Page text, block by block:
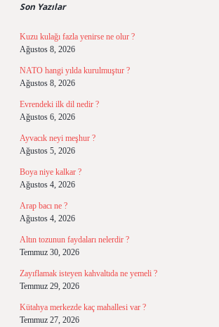
Son Yazılar
Kuzu kulağı fazla yenirse ne olur ?
Ağustos 8, 2026
NATO hangi yılda kurulmuştur ?
Ağustos 8, 2026
Evrendeki ilk dil nedir ?
Ağustos 6, 2026
Ayvacık neyi meşhur ?
Ağustos 5, 2026
Boya niye kalkar ?
Ağustos 4, 2026
Arap bacı ne ?
Ağustos 4, 2026
Altın tozunun faydaları nelerdir ?
Temmuz 30, 2026
Zayıflamak isteyen kahvaltıda ne yemeli ?
Temmuz 29, 2026
Kütahya merkezde kaç mahallesi var ?
Temmuz 27, 2026